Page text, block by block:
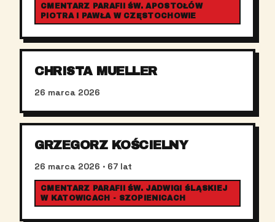
CMENTARZ PARAFII ŚW. APOSTOŁÓW
PIOTRA I PAWŁA W CZĘSTOCHOWIE
CHRISTA MUELLER
26 marca 2026
GRZEGORZ KOŚCIELNY
26 marca 2026 · 67 lat
CMENTARZ PARAFII ŚW. JADWIGI ŚLĄSKIEJ
W KATOWICACH - SZOPIENICACH